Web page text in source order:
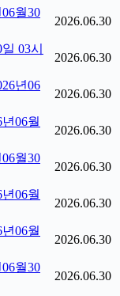
월30
2026.06.30
03시
2026.06.30
년06
2026.06.30
06월
2026.06.30
월30
2026.06.30
06월
2026.06.30
06월
2026.06.30
월30
2026.06.30